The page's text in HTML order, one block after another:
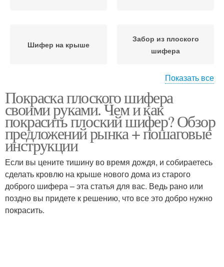
Шифер на крыше
Забор из плоского
шифера
Краска для шифера
Показать все
Покраска плоского шифера
своими руками. Чем и как
покрасить плоский шифер? Обзор
предложений рынка + пошаговые
инструкции
Если вы цените тишину во время дождя, и собираетесь
сделать кровлю на крыше нового дома из старого
доброго шифера – эта статья для вас. Ведь рано или
поздно вы придете к решению, что все это добро нужно
покрасить.